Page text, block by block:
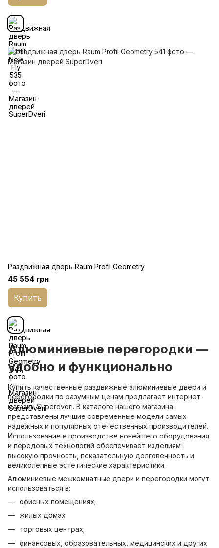
Раздвижная дверь Raum Profil Geometry
45 554 грн
Купить
Алюминиевые перегородки —
удобно и функционально
Купить качественные раздвижные алюминиевые двери и
перегородки по разумным ценам предлагает интернет-
магазин Superdveri. В каталоге нашего магазина
представлены лучшие современные модели самых
надежных и популярных отечественных производителей.
Использование в производстве новейшего оборудования
и передовых технологий обеспечивает изделиям
высокую прочность, показательную долговечность и
великолепные эстетические характеристики.
Алюминиевые межкомнатные двери и перегородки могут
использоваться в:
офисных помещениях;
жилых домах;
торговых центрах;
финансовых, образовательных, медицинских и других